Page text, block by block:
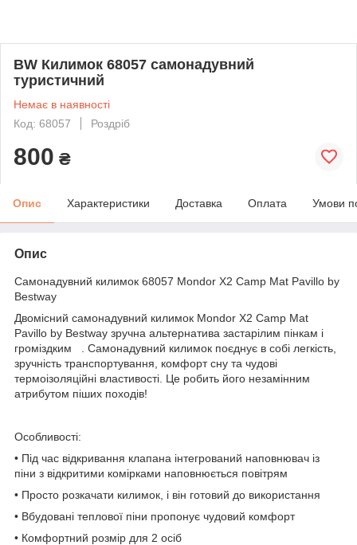
BW Килимок 68057 самонадувний
туристичний
Немає в наявності
Код: 68057
Роздріб
800 ₴
Опис Характеристики Доставка Оплата Умови
Опис
Самонадувний килимок 68057 Mondor X2 Camp Mat Pavillo by
Bestway
Двомісний самонадувний килимок Mondor X2 Camp Mat
Pavillo by Bestway зручна альтернатива застарілим пінкам і
громіздким . Самонадувний килимок поєднує в собі легкість,
зручність транспортування, комфорт сну та чудові
термоізоляційні властивості. Це робить його незамінним
атрибутом піших походів!
Особливості:
• Під час відкривання клапана інтегрований наповнювач із
піни з відкритими комірками наповнюється повітрям
• Просто розкачати килимок, і він готовий до використання
• Вбудовані теплової піни пропонує чудовий комфорт
• Комфортний розмір для 2 осіб